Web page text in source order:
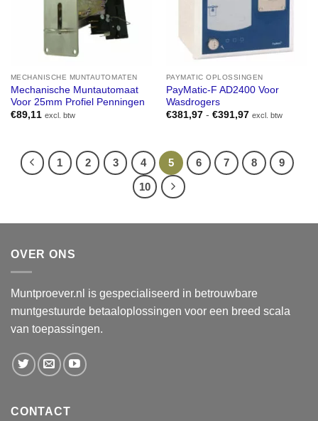
MECHANISCHE MUNTAUTOMATEN
Mechanische Muntautomaat
Voor 25mm Profiel Penningen
€89,11 excl. btw
PAYMATIC OPLOSSINGEN
PayMatic-F AD2400 Voor
Wasdrogers
€381,97 - €391,97Prijsklasse:
excl. btw
1 2 3 4 5 6 7 8
9
10
OVER ONS
Muntproever.nl is gespecialiseerd in betrouwbare
muntgestuurde betaaloplossingen voor een breed scala
van toepassingen.
CONTACT